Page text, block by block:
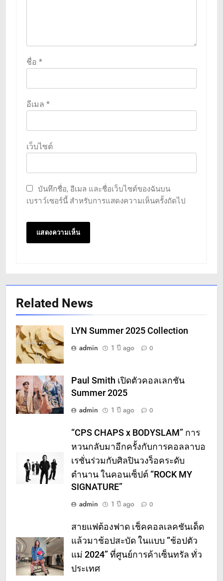
ชื่อ *
อีเมล *
เว็บไซต์
บันทึกชื่อ, อีเมล และชื่อเว็บไซต์ของฉันบน
เบราว์เซอร์นี้ สำหรับการแสดงความเห็นครั้งถัดไป
Related News
LYN Summer 2025 Collection
admin
1 ปี ago 0
Paul Smith เปิดตัวคอลเลกชัน
Summer 2025
admin
1 ปี ago 0
“CPS CHAPS x BODYSLAM” การ
หวนกลับมาอีกครั้งกับการคอลลาบอ
เรชั่นร่วมกับศิลปินวงร็อคระดับ
ตำนาน ในคอนเซ็ปต์ “ROCK MY
SIGNATURE”
admin
1 ปี ago 0
สายแฟต้องฟาด เช็คคอลเลคชันเด็ด
แล้วมาช้อปสะบัด ในแบบ “ช้อปตัว
แม่ 2024” ที่ศูนย์การค้าเซ็นทรัล ทั่ว
ประเทศ